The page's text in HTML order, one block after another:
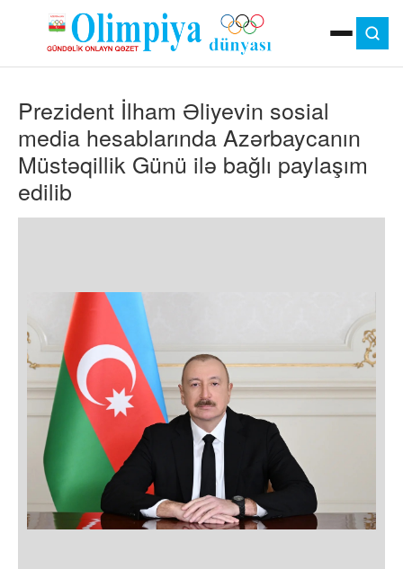
MOK
OLIMPIYA OYUNLARI
ÇAP VERSIYASI
TV
GÜNDƏM
İDMAN
OLIMPIYA HƏRƏKATI
Prezident İlham Əliyevin sosial
media hesablarında Azərbaycanın
Müstəqillik Günü ilə bağlı paylaşım
edilib